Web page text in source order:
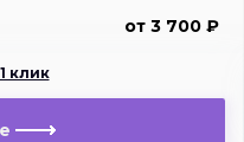
от 3 700 ₽
клик